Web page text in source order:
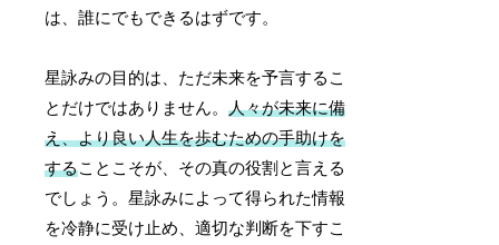
は、誰にでもできるはずです。
星詠みの目的は、ただ未来を予言するこ
とだけではありません。人々が未来に備
え、より良い人生を歩むための手助けを
することこそが、その真の役割と言える
でしょう。星詠みによって得られた情報
を冷静に受け止め、適切な判断を下すこ